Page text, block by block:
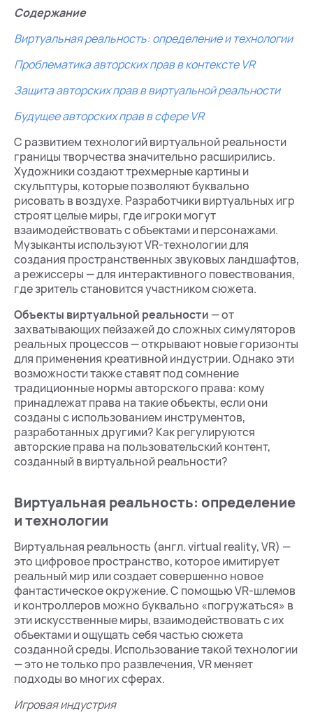
Содержание
Виртуальная реальность: определение и технологии
Проблематика авторских прав в контексте VR
Защита авторских прав в виртуальной реальности
Будущее авторских прав в сфере VR
С развитием технологий виртуальной реальности
границы творчества значительно расширились.
Художники создают трехмерные картины и
скульптуры, которые позволяют буквально
рисовать в воздухе. Разработчики виртуальных игр
строят целые миры, где игроки могут
взаимодействовать с объектами и персонажами.
Музыканты используют VR-технологии для
создания пространственных звуковых ландшафтов,
а режиссеры — для интерактивного повествования,
где зритель становится участником сюжета.
Объекты виртуальной реальности — от
захватывающих пейзажей до сложных симуляторов
реальных процессов — открывают новые горизонты
для применения креативной индустрии. Однако эти
возможности также ставят под сомнение
традиционные нормы авторского права: кому
принадлежат права на такие объекты, если они
созданы с использованием инструментов,
разработанных другими? Как регулируются
авторские права на пользовательский контент,
созданный в виртуальной реальности?
Виртуальная реальность: определение
и технологии
Виртуальная реальность (англ. virtual reality, VR) —
это цифровое пространство, которое имитирует
реальный мир или создает совершенно новое
фантастическое окружение. С помощью VR-шлемов
и контроллеров можно буквально «погружаться» в
эти искусственные миры, взаимодействовать с их
объектами и ощущать себя частью сюжета
созданной среды. Использование такой технологии
— это не только про развлечения, VR меняет
подходы во многих сферах.
Игровая индустрия